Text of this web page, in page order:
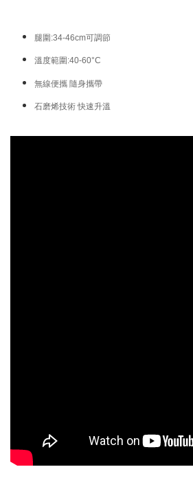
腿圍:34-46cm可調節
溫度範圍:40-60°C
無線便攜 隨身攜帶
石磨烯技術 快速升溫